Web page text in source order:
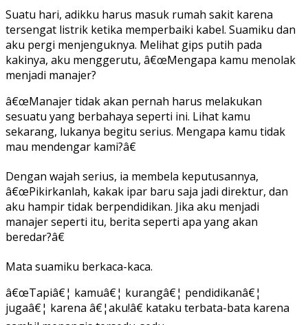
Suatu hari, adikku harus masuk rumah sakit karena
tersengat listrik ketika memperbaiki kabel. Suamiku dan
aku pergi menjenguknya. Melihat gips putih pada
kakinya, aku menggerutu, â€œMengapa kamu menolak
menjadi manajer?
â€œManajer tidak akan pernah harus melakukan
sesuatu yang berbahaya seperti ini. Lihat kamu
sekarang, lukanya begitu serius. Mengapa kamu tidak
mau mendengar kami?â€
Dengan wajah serius, ia membela keputusannya,
â€œPikirkanlah, kakak ipar baru saja jadi direktur, dan
aku hampir tidak berpendidikan. Jika aku menjadi
manajer seperti itu, berita seperti apa yang akan
beredar?â€
Mata suamiku berkaca-kaca.
â€œTapiâ€¦ kamuâ€¦ kurangâ€¦ pendidikanâ€¦
jugaâ€¦ karena â€¦aku!â€ kataku terbata-bata karena